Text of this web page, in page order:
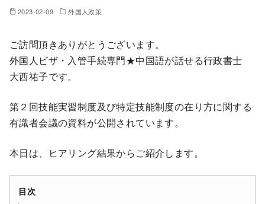
2023-02-09 外国人政策
ご訪問頂きありがとうございます。
外国人ビザ・入管手続専門★中国語が話せる行政書士
大西祐子です。
第２回技能実習制度及び特定技能制度の在り方に関する
有識者会議の資料が公開されています。
本日は、ヒアリング結果からご紹介します。
目次